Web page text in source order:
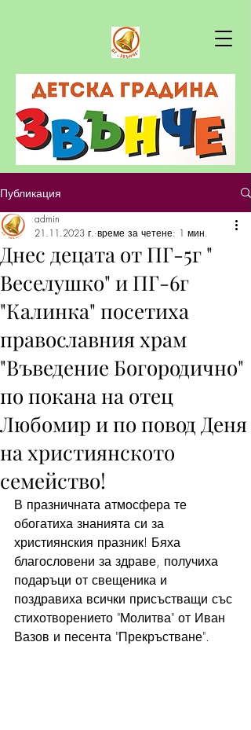
Публикация
Днес децата от ПГ-5г "
Веселушко" и ПГ-6г
"Калинка" посетиха
православния храм
"Въведение Богородично"
по покана на отец
Любомир и по повод Деня
на християнското
семейство!
admin
21.11.2023 г. време за четене: 1 мин.
В празничната атмосфера те
обогатиха знанията си за
християнския празник! Бяха
благословени за здраве, получиха
подаръци от свещеника и
поздравиха всички присъстващи със
стихотворението "Молитва" от Иван
Вазов и песента "Прекръстване".